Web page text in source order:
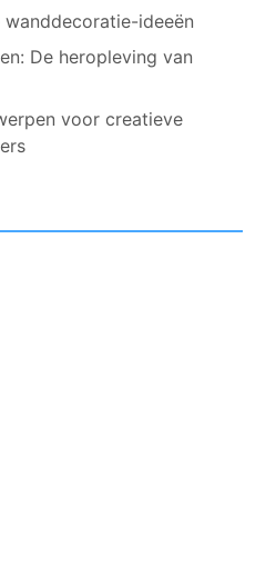
ideeën
De heropleving van
voor creatieve